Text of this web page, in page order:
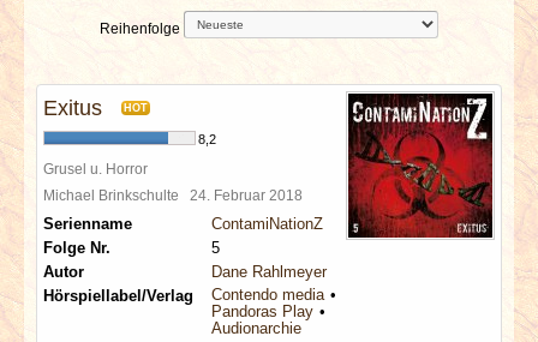
VERLOSUNGEN
SPECIALS
REDAKTION
LINKS
Reihenfolge
Exitus HOT
8,2
Grusel u. Horror
Michael Brinkschulte 24. Februar 2018
Serienname
ContamiNationZ
Folge Nr.
5
Autor
Dane Rahlmeyer
Hörspiellabel/Verlag
Contendo media
Pandoras Play
Audionarchie